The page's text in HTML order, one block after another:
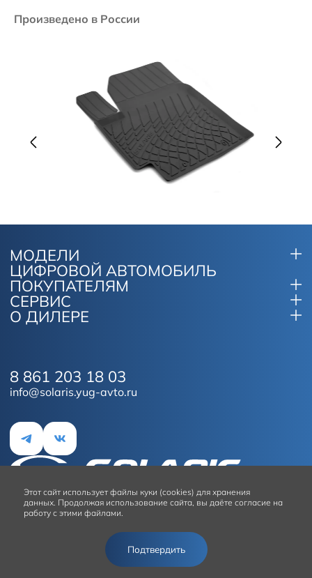
Произведено в России
МОДЕЛИ
ЦИФРОВОЙ АВТОМОБИЛЬ
ПОКУПАТЕЛЯМ
СЕРВИС
О ДИЛЕРЕ
8 861 203 18 03
info@solaris.yug-avto.ru
Условия использования сайта
Этот сайт использует файлы куки (cookies) для хранения
данных. Продолжая использование сайта, вы даёте согласие на
работу с этими файлами.
Подтвердить